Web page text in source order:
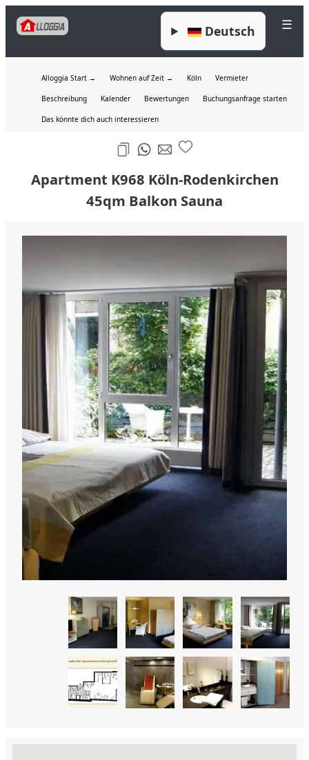
☰
Deutsch
Alloggia Start → Wohnen auf Zeit → Köln Vermieter
Beschreibung Kalender Bewertungen Buchungsanfrage starten
Das könnte dich auch interessieren
Apartment K968 Köln-Rodenkirchen
45qm Balkon Sauna